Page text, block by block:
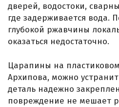
дверей, водостоки,
где задерживается вода.
глубокой ржавчины
оказаться недостаточно.
Царапины на
Архипова, можно
деталь надежно
повреждение не мешает